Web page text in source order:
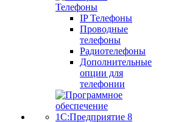
Телефоны
IP Телефоны
Проводные
телефоны
Радиотелефоны
Дополнительные
опции для
телефонии